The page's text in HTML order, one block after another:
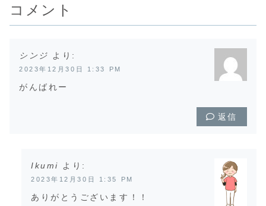
コメント
シンジ より:
2023年12月30日 1:33 PM
がんばれー
返信
Ikumi より:
2023年12月30日 1:35 PM
ありがとうございます！！